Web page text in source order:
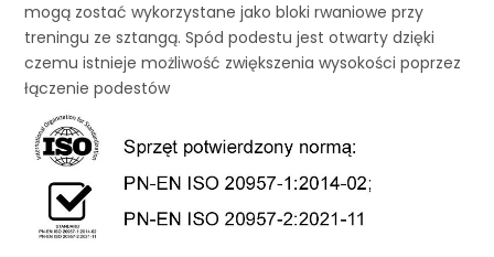
mogą zostać wykorzystane jako bloki rwaniowe przy
treningu ze sztangą. Spód podestu jest otwarty dzięki
czemu istnieje możliwość zwiększenia wysokości poprzez
łączenie podestów